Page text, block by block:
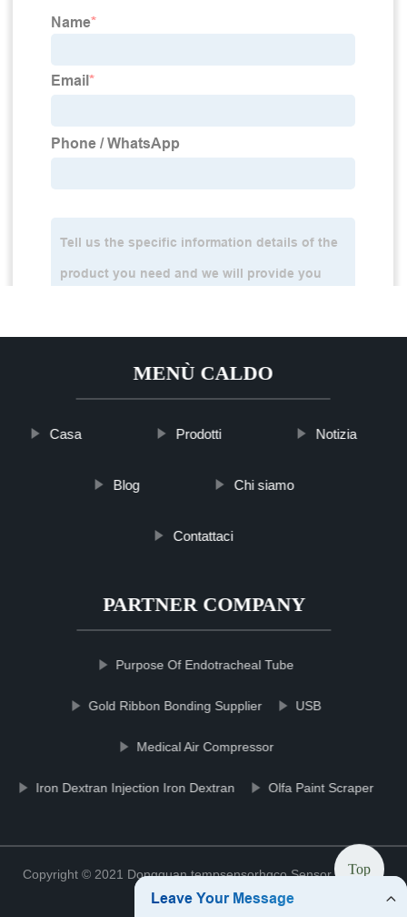
MENÙ CALDO
Casa Prodotti Notizia
Blog Chi siamo
Contattaci
PARTNER COMPANY
Purpose Of Endotracheal Tube
Gold Ribbon Bonding Supplier USB
Medical Air Compressor
Iron Dextran Injection Iron Dextran Olfa Paint Scraper
Copyright © 2021 Dongguan tempsensorhgco Sensor Co., Ltd.
Sitemap
Top